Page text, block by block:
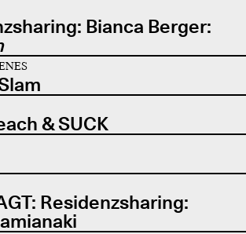
Bianca Berger:
& SUCK
Residenzsharing: